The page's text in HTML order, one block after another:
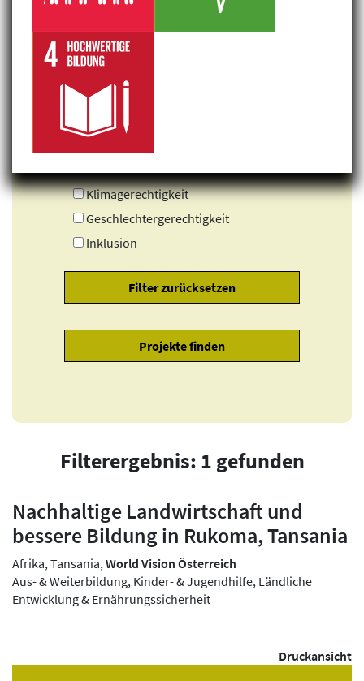
Klimagerechtigkeit
Geschlechtergerechtigkeit
Inklusion
Filterergebnis: 1 gefunden
Nachhaltige Landwirtschaft und
bessere Bildung in Rukoma, Tansania
Afrika, Tansania, World Vision Österreich
Aus- & Weiterbildung, Kinder- & Jugendhilfe, Ländliche
Entwicklung & Ernährungssicherheit
Druckansicht